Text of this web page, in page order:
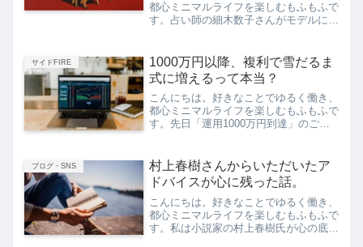
都心ミニマルライフを楽しむもふもふで
す。占い師の細木数子さんがモデルにな
個人的に空振りがつづいたため期待して
いなかった...
サイドFIRE
1000万円以降、複利で雪だるま
式に増えるって本当？
こんにちは。好きなことでゆるく働き、
都心ミニマルライフを楽しむもふもふで
す。先日「運用1000万円到達」のご報
いる指数は、上記の３つ。これらは証券
口座のトップに常に表示...
ブログ・SNS
村上春樹さんからいただいたア
ドバイスが心に残った話。
こんにちは。好きなことでゆるく働き、
都心ミニマルライフを楽しむもふもふで
す。私は小説家の村上春樹氏が心の底か